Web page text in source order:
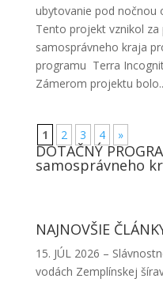
ubytovanie pod nočnou
Tento projekt vznikol
samosprávneho kraja
programu Terra
Zámerom projektu
1 2 3 4 »
DOTAČNÝ
samosprávneho
NAJNOVŠIE
15. JÚL 2026 –
vodách Zemplínskej